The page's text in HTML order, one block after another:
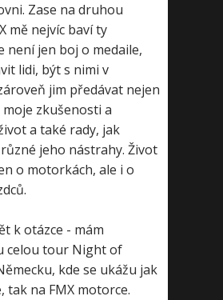
Zase na druhou
mě nejvíc baví ty
není jen boj o medaile,
lidi, být s nimi v
jim předávat nejen
moje zkušenosti a
a také rady, jak
jeho nástrahy. Život
o motorkách, ale i o
k otázce - mám
celou tour Night of
kde se ukážu jak
tak na FMX motorce.